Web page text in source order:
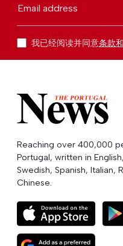
Email address
我已经阅读并同意条款
Reaching over 400,000
Portugal, written in
Swedish, Spanish, Italian,
Chinese.